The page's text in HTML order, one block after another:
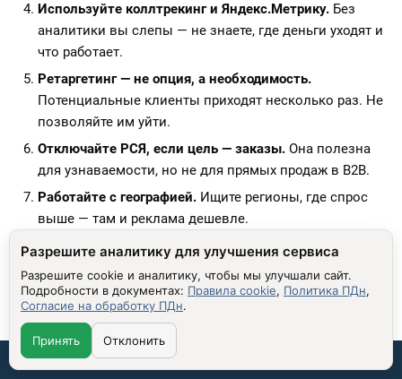
Используйте коллтрекинг и Яндекс.Метрику. Без
аналитики вы слепы — не знаете, где деньги уходят и
что работает.
Ретаргетинг — не опция, а необходимость.
Потенциальные клиенты приходят несколько раз. Не
позволяйте им уйти.
Отключайте РСЯ, если цель — заказы. Она полезна
для узнаваемости, но не для прямых продаж в B2B.
Работайте с географией. Ищите регионы, где спрос
выше — там и реклама дешевле.
Синхронизируйте рекламу с отделом продаж.
Менеджеры должны понимать, откуда пришёл
клиент. Они — последняя точка воронки.
Контекстная реклама для производителей — это не
«запустил и забыл». Это система, требующая
постоянной оптимизации. Но когда она работает — она
Связаться со мной:
Разрешите аналитику для улучшения сервиса
Разрешите cookie и аналитику, чтобы мы улучшали сайт.
Подробности в документах: Правила cookie, Политика ПДн,
Согласие на обработку ПДн.
Принять Отклонить